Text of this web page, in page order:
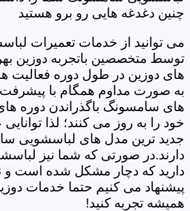
چنین دغدغه هایی رو برو هستید
می توانید از خدمات تعمیرات
توسط متخصصین باتجربه دوزین
های دوزین در طول دوره فعالیت
به صورت مداوم همگام با
های سامسونگ باگذراندن دوره
خود را به روز می کنند؛ لذا
جدید ترین مدل های لباسشویی
دارند.در صورتی که شما نیز
دارید که دچار مشکل شده است و
پیشنهاد می کنیم حتما خدمات
همیشه تجربه کنید!